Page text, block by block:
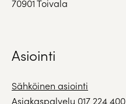
70901 Toivala
Asiointi
Sähköinen asiointi
Asiakaspalvelu 017 224 400